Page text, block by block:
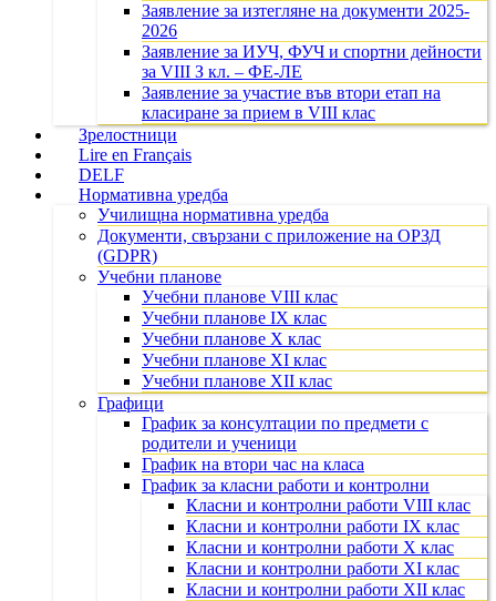
Заявление за изтегляне на документи 2025-
2026
Заявление за ИУЧ, ФУЧ и спортни дейности
за VIII З кл. – ФЕ-ЛЕ
Заявление за участие във втори етап на
класиране за прием в VIII клас
Зрелостници
Lire en Français
DELF
Нормативна уредба
Училищна нормативна уредба
Документи, свързани с приложение на ОРЗД
(GDPR)
Учебни планове
Учебни планове VIII клас
Учебни планове IX клас
Учебни планове X клас
Учебни планове XI клас
Учебни планове XII клас
Графици
График за консултации по предмети с
родители и ученици
График на втори час на класа
График за класни работи и контролни
Класни и контролни работи VIII клас
Класни и контролни работи IX клас
Класни и контролни работи X клас
Класни и контролни работи XI клас
Класни и контролни работи XII клас